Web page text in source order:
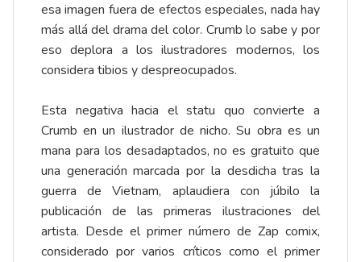
esa imagen fuera de efectos especiales, nada hay
más allá del drama del color. Crumb lo sabe y por
eso deplora a los ilustradores modernos, los
considera tibios y despreocupados.
Esta negativa hacia el statu quo convierte a
Crumb en un ilustrador de nicho. Su obra es un
mana para los desadaptados, no es gratuito que
una generación marcada por la desdicha tras la
guerra de Vietnam, aplaudiera con júbilo la
publicación de las primeras ilustraciones del
artista. Desde el primer número de Zap comix,
considerado por varios críticos como el primer